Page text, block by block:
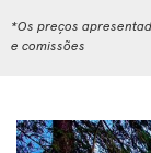
*Os preços
e comissões